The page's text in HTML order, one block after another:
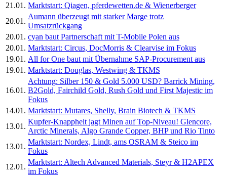
21.01. Marktstart: Qiagen, pferdewetten.de & Wienerberger
20.01.
Aumann überzeugt mit starker Marge trotz
Umsatzrückgang
20.01. cyan baut Partnerschaft mit T-Mobile Polen aus
20.01. Marktstart: Circus, DocMorris & Clearvise im Fokus
19.01. All for One baut mit Übernahme SAP-Procurement aus
19.01. Marktstart: Douglas, Westwing & TKMS
16.01.
Achtung: Silber 150 & Gold 5.000 USD? Barrick Mining,
B2Gold, Fairchild Gold, Rush Gold und First Majestic im
Fokus
14.01. Marktstart: Mutares, Shelly, Brain Biotech & TKMS
13.01.
Kupfer-Knappheit jagt Minen auf Top-Niveau! Glencore,
Arctic Minerals, Algo Grande Copper, BHP und Rio Tinto
13.01.
Marktstart: Nordex, Lindt, ams OSRAM & Steico im
Fokus
12.01.
Marktstart: Altech Advanced Materials, Steyr & H2APEX
im Fokus